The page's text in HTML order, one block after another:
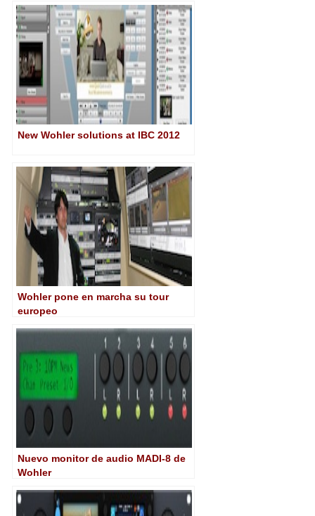
New Wohler solutions at IBC 2012
Wohler pone en marcha su tour
europeo
Nuevo monitor de audio MADI-8 de
Wohler